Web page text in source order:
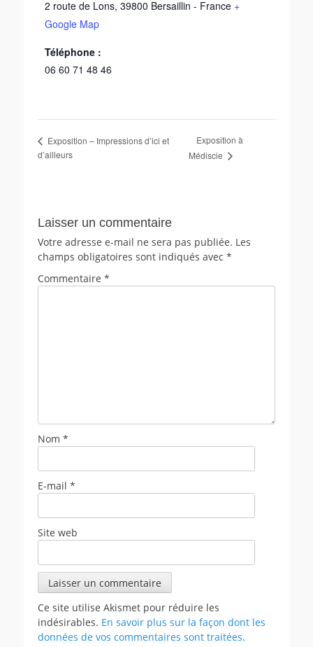
2 route de Lons, 39800 Bersaillin - France +
Google Map
Téléphone :
06 60 71 48 46
Exposition – Impressions d’ici et
d’ailleurs
Exposition à
Médiscie
Laisser un commentaire
Votre adresse e-mail ne sera pas publiée. Les
champs obligatoires sont indiqués avec *
Commentaire *
Nom *
E-mail *
Site web
Ce site utilise Akismet pour réduire les
indésirables. En savoir plus sur la façon dont les
données de vos commentaires sont traitées.